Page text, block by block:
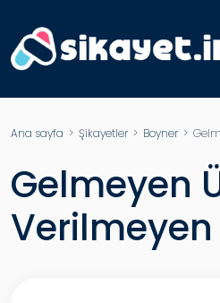
Ana sayfa > Şikayetler> Boyner>
Gelmeyen